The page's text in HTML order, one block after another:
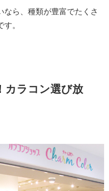
なら、種類が豊富でたくさ
。
カラコン選び放